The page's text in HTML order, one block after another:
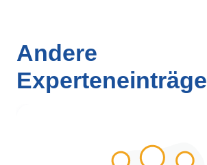
Andere
Experteneinträge